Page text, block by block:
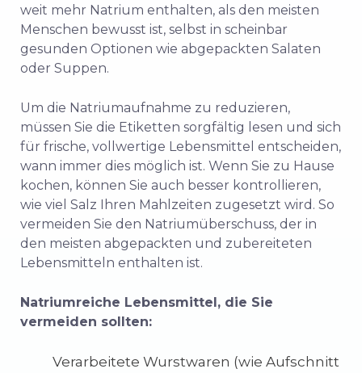
weit mehr Natrium enthalten, als den meisten
Menschen bewusst ist, selbst in scheinbar
gesunden Optionen wie abgepackten Salaten
oder Suppen.
Um die Natriumaufnahme zu reduzieren,
müssen Sie die Etiketten sorgfältig lesen und sich
für frische, vollwertige Lebensmittel entscheiden,
wann immer dies möglich ist. Wenn Sie zu Hause
kochen, können Sie auch besser kontrollieren,
wie viel Salz Ihren Mahlzeiten zugesetzt wird. So
vermeiden Sie den Natriumüberschuss, der in
den meisten abgepackten und zubereiteten
Lebensmitteln enthalten ist.
Natriumreiche Lebensmittel, die Sie
vermeiden sollten:
Verarbeitete Wurstwaren (wie Aufschnitt